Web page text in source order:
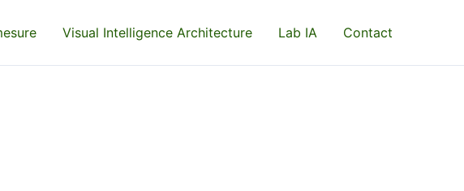
Visual Intelligence Architecture Lab IA Contact